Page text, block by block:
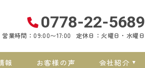
0778-22-5689
営業時間：09:00〜17:00 定休日：火曜日・水曜日
報 お客様の声 会社紹介